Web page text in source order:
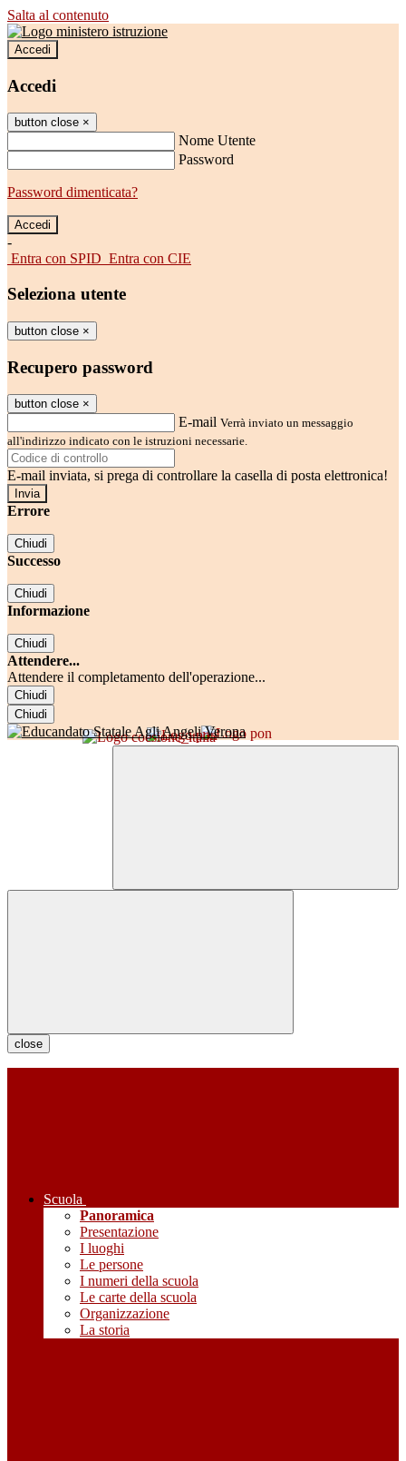
Salta al contenuto
Accedi
Accedi
button close ×
Nome Utente
Password
Password dimenticata?
-
Entra con SPID Entra con CIE
Seleziona utente
button close ×
Recupero password
button close ×
E-mail Verrà inviato un messaggio
all'indirizzo indicato con le istruzioni necessarie.
E-mail inviata, si prega di controllare la casella di posta elettronica!
Errore
Chiudi
Successo
Chiudi
Informazione
Chiudi
Attendere...
Attendere il completamento dell'operazione...
Chiudi
Chiudi
close
Scuola
Panoramica
Presentazione
I luoghi
Le persone
I numeri della scuola
Le carte della scuola
Organizzazione
La storia